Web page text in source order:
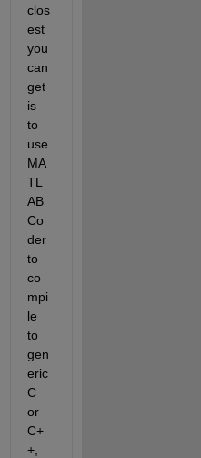
clos
est
you
can
get
is
to
use
MA
TL
AB
Co
der
to
co
mpi
le
to
gen
eric
C
or
C+
+,